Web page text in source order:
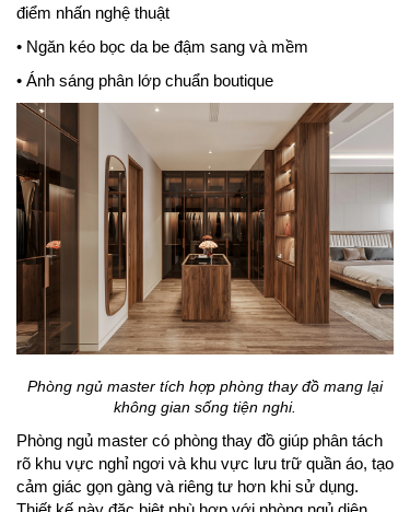
điểm nhấn nghệ thuật
• Ngăn kéo bọc da be đậm sang và mềm
• Ánh sáng phân lớp chuẩn boutique
Phòng ngủ master tích hợp phòng thay đồ mang lại
không gian sống tiện nghi.
Phòng ngủ master có phòng thay đồ giúp phân tách
rõ khu vực nghỉ ngơi và khu vực lưu trữ quần áo, tạo
cảm giác gọn gàng và riêng tư hơn khi sử dụng.